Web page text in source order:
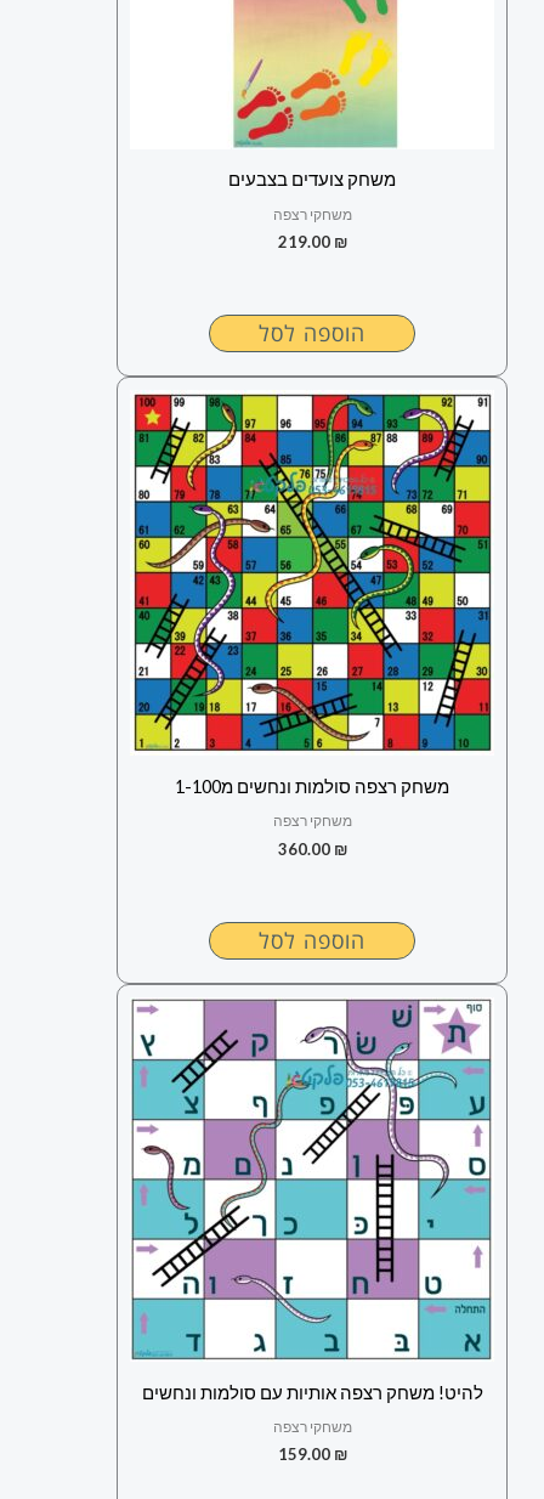
משחק צועדים בצבעים
משחקי רצפה
219.00 ₪
הוספה לסל
משחק רצפה סולמות ונחשים מ1-100
משחקי רצפה
360.00 ₪
הוספה לסל
להיט! משחק רצפה אותיות עם סולמות ונחשים
משחקי רצפה
159.00 ₪